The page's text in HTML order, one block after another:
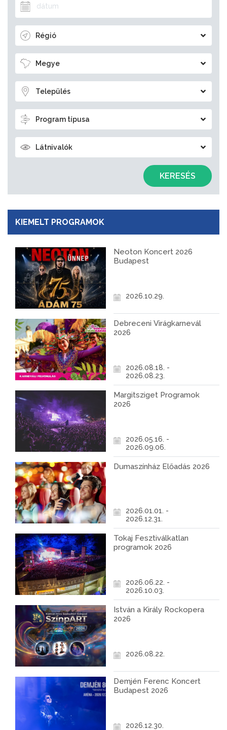
Régió
Megye
Település
Program típusa
Látnivalók
KERESÉS
KIEMELT PROGRAMOK
Neoton Koncert 2026
Budapest
2026.10.29.
Debreceni Virágkarnevál
2026
2026.08.18. -
2026.08.23.
Margitsziget Programok
2026
2026.05.16. -
2026.09.06.
Dumaszínház Előadás 2026
2026.01.01. -
2026.12.31.
Tokaj Fesztiválkatlan
programok 2026
2026.06.22. -
2026.10.03.
István a Király Rockopera
2026
2026.08.22.
Demjén Ferenc Koncert
Budapest 2026
2026.12.30.